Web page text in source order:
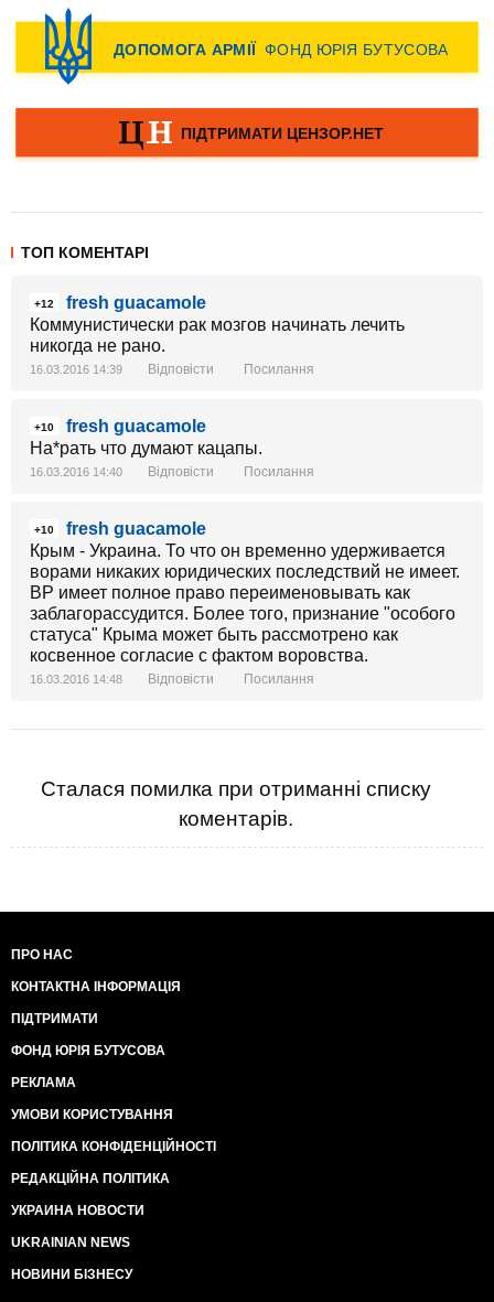
ТОП КОМЕНТАРІ
+12
fresh guacamole
Коммунистически рак мозгов начинать лечить
никогда не рано.
16.03.2016 14:39 Відповісти Посилання
+10
fresh guacamole
На*рать что думают кацапы.
16.03.2016 14:40 Відповісти Посилання
+10
fresh guacamole
Крым - Украина. То что он временно удерживается
ворами никаких юридических последствий не имеет.
ВР имеет полное право переименовывать как
заблагорассудится. Более того, признание "особого
статуса" Крыма может быть рассмотрено как
косвенное согласие с фактом воровства.
16.03.2016 14:48 Відповісти Посилання
Сталася помилка при отриманні списку
коментарів.
ПРО НАС
КОНТАКТНА ІНФОРМАЦІЯ
ПІДТРИМАТИ
ФОНД ЮРІЯ БУТУСОВА
РЕКЛАМА
УМОВИ КОРИСТУВАННЯ
ПОЛІТИКА КОНФІДЕНЦІЙНОСТІ
РЕДАКЦІЙНА ПОЛІТИКА
УКРАИНА НОВОСТИ
UKRAINIAN NEWS
НОВИНИ БІЗНЕСУ